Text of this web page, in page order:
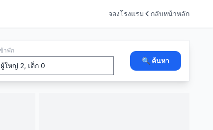
จองโรงแรม กลับหน้าหลัก
ข้าพัก
🔍 ค้นหา